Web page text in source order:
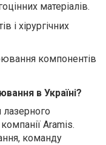
матеріалів.
і хірургічних
компонентів
в Україні?
Aramis.
команду